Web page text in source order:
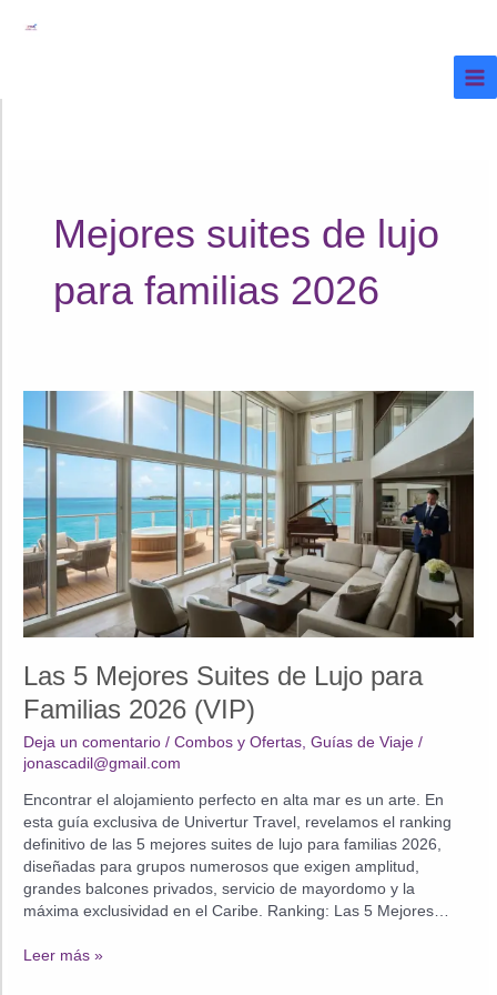
Mejores suites de lujo
para familias 2026
Las 5 Mejores Suites de Lujo para
Familias 2026 (VIP)
Deja un comentario /Combos y Ofertas ,Guías de Viaje /
jonascadil@gmail.com
Encontrar el alojamiento perfecto en alta mar es un arte. En
esta guía exclusiva de Univertur Travel, revelamos el ranking
definitivo de las 5 mejores suites de lujo para familias 2026,
diseñadas para grupos numerosos que exigen amplitud,
grandes balcones privados, servicio de mayordomo y la
máxima exclusividad en el Caribe. Ranking: Las 5 Mejores…
Las
Leer más »